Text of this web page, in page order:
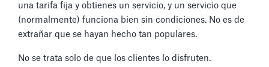
una tarifa fija y obtienes un servicio, y un servicio que
(normalmente) funciona bien sin condiciones. No es de
extrañar que se hayan hecho tan populares.
No se trata solo de que los clientes lo disfruten.